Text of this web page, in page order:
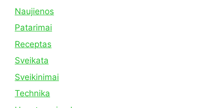
Naujienos
Patarimai
Receptas
Sveikata
Sveikinimai
Technika